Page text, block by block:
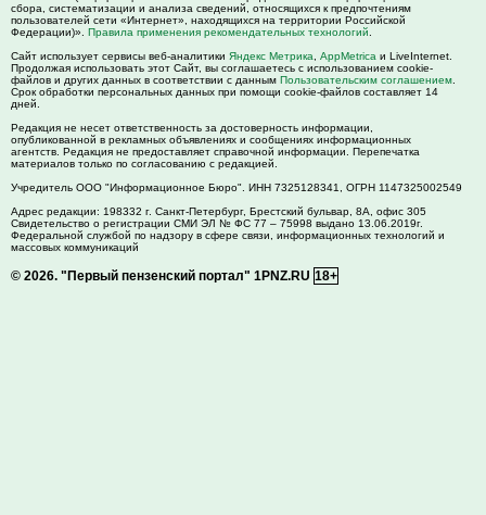
сбора, систематизации и анализа сведений, относящихся к предпочтениям
пользователей сети «Интернет», находящихся на территории Российской
Федерации)». Правила применения рекомендательных технологий
Сайт использует сервисы веб-аналитики Яндекс Метрика AppMetrica и LiveInternet.
Продолжая использовать этот Сайт, вы соглашаетесь с использованием cookie-
файлов и других данных в соответствии с данным Пользовательским соглашением
Срок обработки персональных данных при помощи cookie-файлов составляет 14
дней.
Редакция не несет ответственность за достоверность информации,
опубликованной в рекламных объявлениях и сообщениях информационных
агентств. Редакция не предоставляет справочной информации. Перепечатка
материалов только по согласованию с редакцией.
Учредитель ООО "Информационное Бюро". ИНН 7325128341, ОГРН 1147325002549
Адрес редакции: 198332 г. Санкт-Петербург, Брестский бульвар, 8А, офис 305
Свидетельство о регистрации СМИ ЭЛ № ФС 77 – 75998 выдано 13.06.2019г.
Федеральной службой по надзору в сфере связи, информационных технологий и
массовых коммуникаций
© 2026. "Первый пензенский портал" 1PNZ.RU 18+